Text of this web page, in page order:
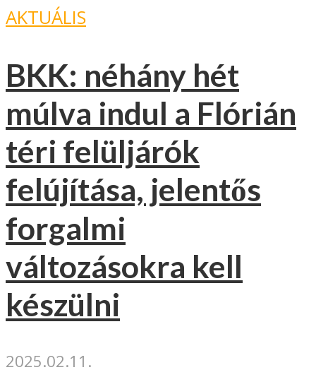
AKTUÁLIS
BKK: néhány hét
múlva indul a Flórián
téri felüljárók
felújítása, jelentős
forgalmi
változásokra kell
készülni
2025.02.11.